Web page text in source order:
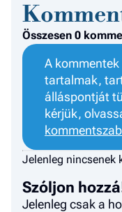
Összesen 0
A
tartalmak,
álláspontját
kérjük,
Jelenleg nincsenek
Szóljon
Jelenleg csak a